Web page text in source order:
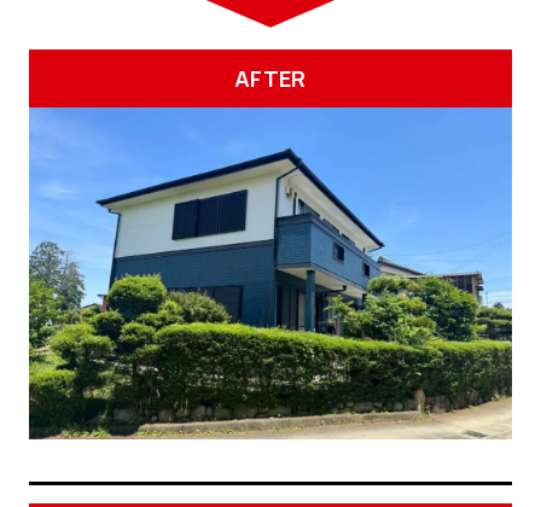
AFTER